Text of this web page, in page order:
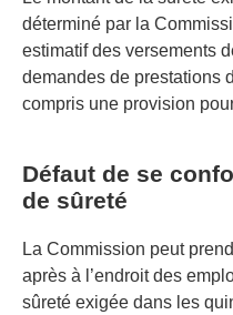
déterminé par la
estimatif des versements
demandes de prestations
compris une provision
Défaut de se
de sûreté
La Commission peut
après à l’endroit des
sûreté exigée dans les